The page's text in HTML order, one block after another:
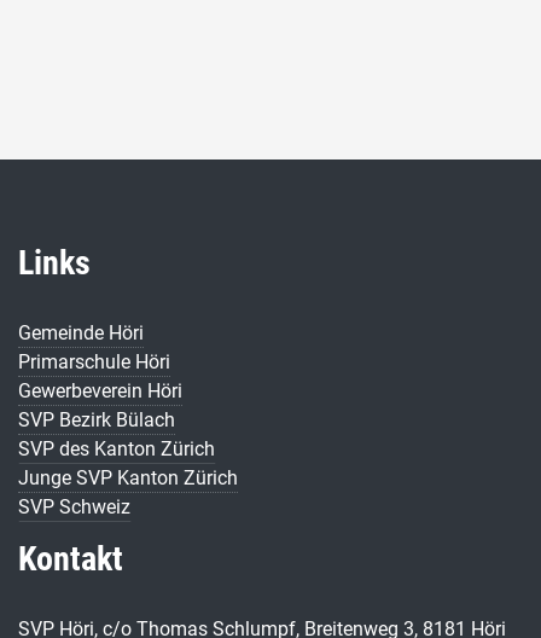
Links
Gemeinde Höri
Primarschule Höri
Gewerbeverein Höri
SVP Bezirk Bülach
SVP des Kanton Zürich
Junge SVP Kanton Zürich
SVP Schweiz
Kontakt
SVP Höri, c/o Thomas Schlumpf, Breitenweg 3, 8181 Höri